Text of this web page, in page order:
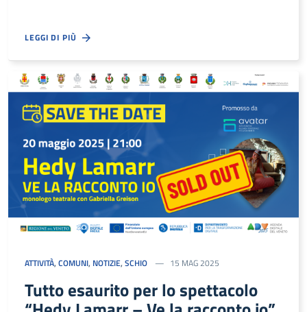
LEGGI DI PIÙ
ATTIVITÀ, COMUNI, NOTIZIE, SCHIO 15 MAG 2025
Tutto esaurito per lo spettacolo